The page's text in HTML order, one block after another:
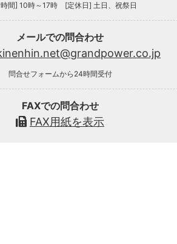
間] 10時～17時 [定休日] 土日、祝祭日
メールでの問合わせ
問合せフォームから24時間受付
FAXでの問合わせ
FAX用紙を表示